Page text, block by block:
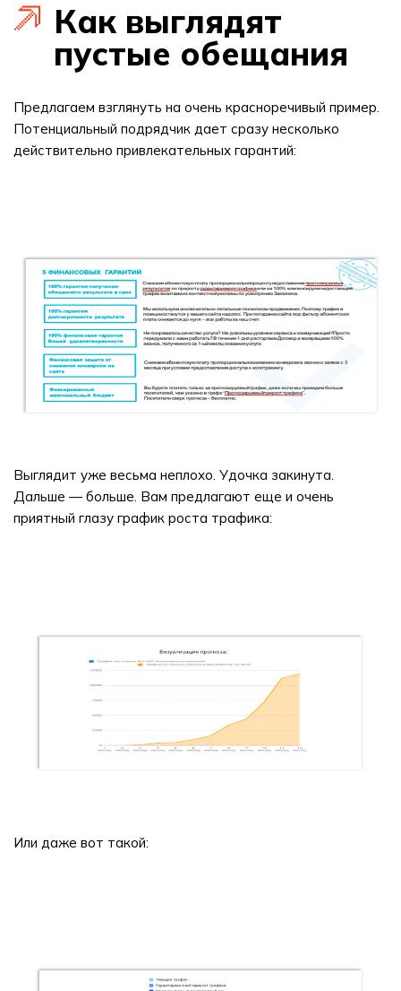
Как выглядят
пустые обещания
Предлагаем взглянуть на очень красноречивый пример.
Потенциальный подрядчик дает сразу несколько
действительно привлекательных гарантий:
Выглядит уже весьма неплохо. Удочка закинута.
Дальше — больше. Вам предлагают еще и очень
приятный глазу график роста трафика:
Или даже вот такой: